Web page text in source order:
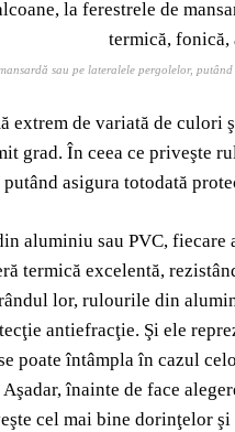
sau pe lateralele pergolelor,
de variată de culori
grad. În ceea ce priveşte
asigura totodată
aluminiu sau PVC,
termică excelentă,
lor, rulourile din
antiefracţie. Şi ele
poate întâmpla în cazul
înainte de face
cel mai bine dorinţelor